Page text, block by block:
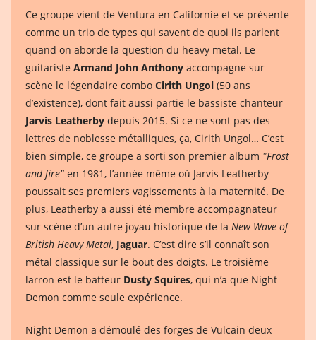
Ce groupe vient de Ventura en Californie et se présente
comme un trio de types qui savent de quoi ils parlent
quand on aborde la question du heavy metal. Le
guitariste Armand John Anthony accompagne sur
scène le légendaire combo Cirith Ungol (50 ans
d’existence), dont fait aussi partie le bassiste chanteur
Jarvis Leatherby depuis 2015. Si ce ne sont pas des
lettres de noblesse métalliques, ça, Cirith Ungol… C’est
bien simple, ce groupe a sorti son premier album ʺFrost
and fireʺ en 1981, l’année même où Jarvis Leatherby
poussait ses premiers vagissements à la maternité. De
plus, Leatherby a aussi été membre accompagnateur
sur scène d’un autre joyau historique de la New Wave of
British Heavy Metal, Jaguar. C’est dire s’il connaît son
métal classique sur le bout des doigts. Le troisième
larron est le batteur Dusty Squires, qui n’a que Night
Demon comme seule expérience.
Night Demon a démoulé des forges de Vulcain deux